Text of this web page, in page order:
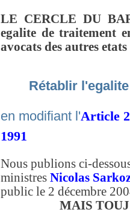
LE CERCLE DU
egalite de traitement
avocats des autres
Rétablir
en modifiant l'Article
1991
Nous publions ci-
ministres Nicolas
public le 2 décembre
MAIS